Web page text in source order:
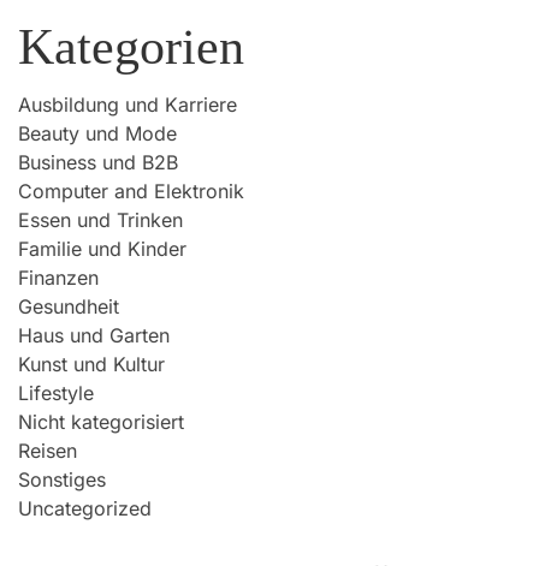
Kategorien
Ausbildung und Karriere
Beauty und Mode
Business und B2B
Computer and Elektronik
Essen und Trinken
Familie und Kinder
Finanzen
Gesundheit
Haus und Garten
Kunst und Kultur
Lifestyle
Nicht kategorisiert
Reisen
Sonstiges
Uncategorized